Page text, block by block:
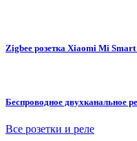
Zigbee розетка Xiaomi Mi
Беспроводное двухканальное
Все розетки и реле